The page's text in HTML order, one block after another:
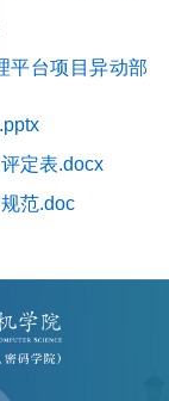
平台项目异动部
定表.docx
范.doc